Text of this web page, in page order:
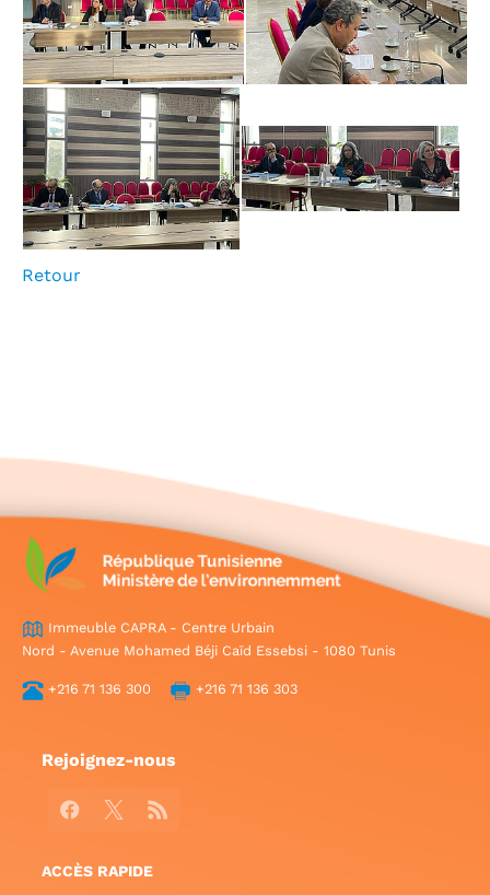
Retour
Immeuble CAPRA - Centre Urbain
Nord - Avenue Mohamed Béji Caïd Essebsi - 1080 Tunis
+216 71 136 300 +216 71 136 303
Rejoignez-nous
Facebook
X RSS
ACCÈS RAPIDE